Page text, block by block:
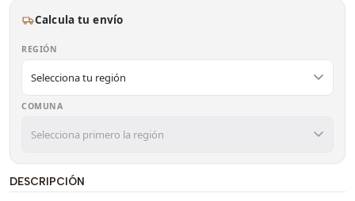
Calcula tu envío
REGIÓN
COMUNA
DESCRIPCIÓN